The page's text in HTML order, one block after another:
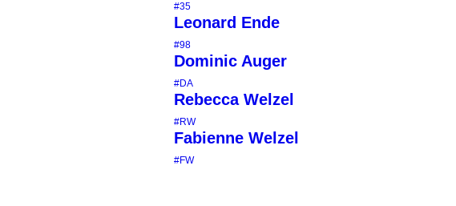
#35
Leonard Ende
#98
Dominic Auger
#DA
Rebecca Welzel
#RW
Fabienne Welzel
#FW